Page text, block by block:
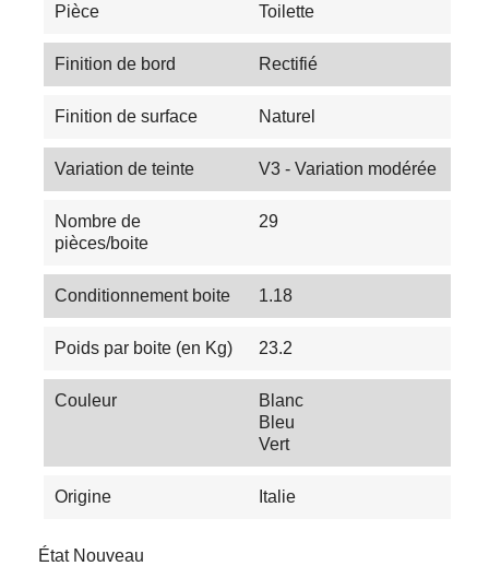
Pièce Toilette
Finition de bord Rectifié
Finition de surface Naturel
Variation de teinte V3 - Variation modérée
Nombre de
pièces/boite
29
Conditionnement boite 1.18
Poids par boite (en Kg) 23.2
Couleur
Blanc
Bleu
Vert
Origine Italie
État Nouveau